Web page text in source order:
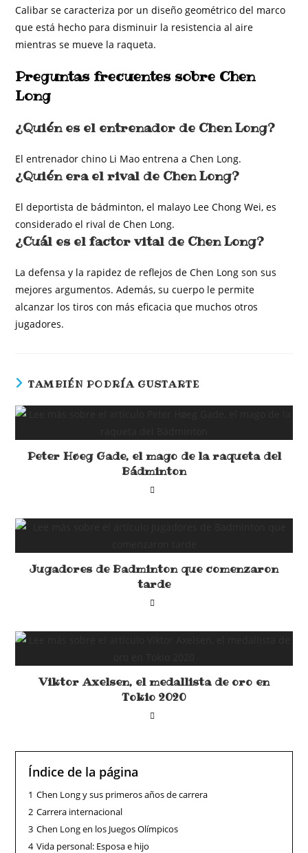
Calibar se caracteriza por un diseño geométrico del marco
que está hecho para disminuir la resistencia al aire
mientras se mueve la raqueta.
Preguntas frecuentes sobre Chen
Long
¿Quién es el entrenador de Chen Long?
El entrenador chino Li Mao entrena a Chen Long.
¿Quién era el rival de Chen Long?
El deportista de bádminton, el malayo Lee Chong Wei, es
considerado el rival de Chen Long.
¿Cuál es el factor vital de Chen Long?
La defensa y la rapidez de reflejos de Chen Long son sus
mejores argumentos. Además, su cuerpo le permite
alcanzar los tiros con más eficacia que muchos otros
jugadores.
TAMBIÉN PODRÍA GUSTARTE
Peter Høeg Gade, el mago de la raqueta del
Bádminton
Jugadores de Badminton que comenzaron
tarde
Viktor Axelsen, el medallista de oro en
Tokio 2020
Índice de la página
1 Chen Long y sus primeros años de carrera
2 Carrera internacional
3 Chen Long en los Juegos Olímpicos
4 Vida personal: Esposa e hijo